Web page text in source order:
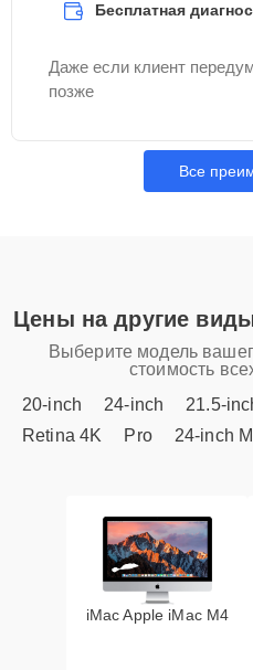
Бесплатная
Даже если клиент
позже
Все
Цены на другие
Выберите модель
стоимость
20-inch
24-inch 21.5-
Retina 4K
Pro 24-inch
iMac Apple iMac M4